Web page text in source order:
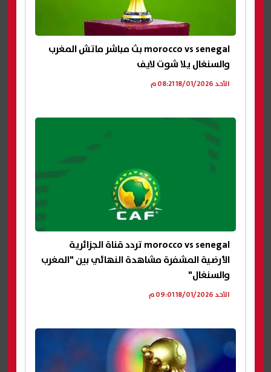
morocco vs senegal بث مباشر ماتش المغرب
والسنغال يلا شوت لايف
الأحد 18/01/2026 08:21 م
morocco vs senegal تردد قناة الجزائرية
الأرضية المشفرة مشاهدة النهائي بين "المغرب
والسنغال"
الأحد 18/01/2026 09:01 م